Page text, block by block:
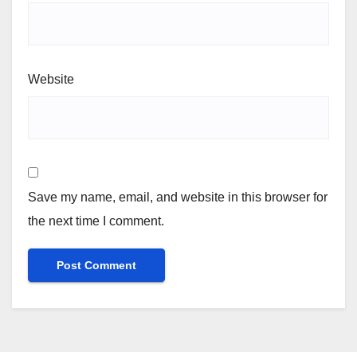
Website
Save my name, email, and website in this browser for
the next time I comment.